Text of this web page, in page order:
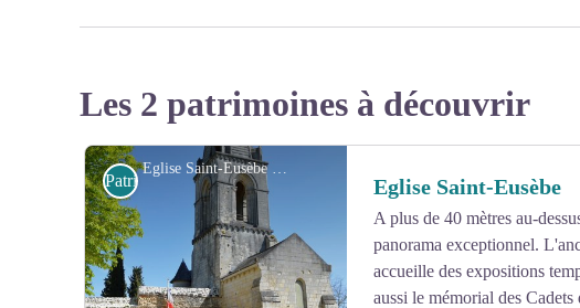
Les 2 patrimoines à découvrir
Eglise Saint-Eusèbe de Gennes - Karine Le Meitour
Patrimoine et histoire Eglise Saint-Eusèbe
A plus de 40 mètres au-
panorama exceptionnel.
accueille des expositions
aussi le mémorial des